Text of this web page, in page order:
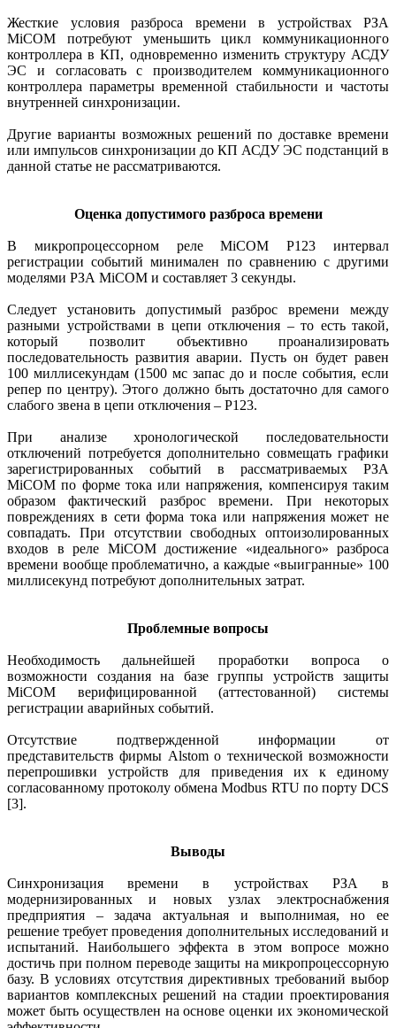
Жесткие условия разброса времени в устройствах РЗА
MiCOM потребуют уменьшить цикл коммуникационного
контроллера в КП, одновременно изменить структуру АСДУ
ЭС и согласовать с производителем коммуникационного
контроллера параметры временной стабильности и частоты
внутренней синхронизации.
Другие варианты возможных решений по доставке времени
или импульсов синхронизации до КП АСДУ ЭС подстанций в
данной статье не рассматриваются.
Оценка допустимого разброса времени
В микропроцессорном реле MiCOM Р123 интервал
регистрации событий минимален по сравнению с другими
моделями РЗА MiCOM и составляет 3 секунды.
Следует установить допустимый разброс времени между
разными устройствами в цепи отключения – то есть такой,
который позволит объективно проанализировать
последовательность развития аварии. Пусть он будет равен
100 миллисекундам (1500 мс запас до и после события, если
репер по центру). Этого должно быть достаточно для самого
слабого звена в цепи отключения – P123.
При анализе хронологической последовательности
отключений потребуется дополнительно совмещать графики
зарегистрированных событий в рассматриваемых РЗА
MiCOM по форме тока или напряжения, компенсируя таким
образом фактический разброс времени. При некоторых
повреждениях в сети форма тока или напряжения может не
совпадать. При отсутствии свободных оптоизолированных
входов в реле MiCOM достижение «идеального» разброса
времени вообще проблематично, а каждые «выигранные» 100
миллисекунд потребуют дополнительных затрат.
Проблемные вопросы
Необходимость дальнейшей проработки вопроса о
возможности создания на базе группы устройств защиты
MiCOM верифицированной (аттестованной) системы
регистрации аварийных событий.
Отсутствие подтвержденной информации от
представительств фирмы Alstom о технической возможности
перепрошивки устройств для приведения их к единому
согласованному протоколу обмена Modbus RTU по порту DCS
[3].
Выводы
Синхронизация времени в уст­ройствах РЗА в
модернизированных и новых узлах электроснабжения
предприятия – задача актуальная и выполнимая, но ее
решение требует проведения дополнительных исследований и
испытаний. Наибольшего эффекта в этом вопросе можно
достичь при полном переводе защиты на микропроцессорную
базу. В условиях отсутствия директивных требований выбор
вариантов комплексных решений на стадии проектирования
может быть осуществлен на основе оценки их экономической